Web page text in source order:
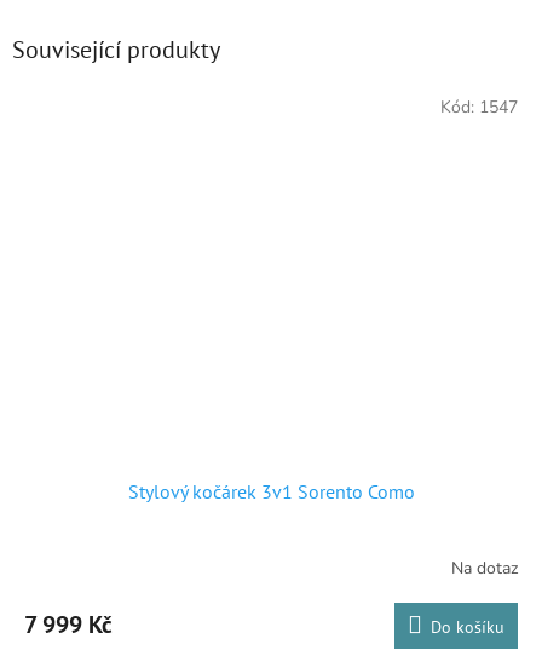
Související produkty
Stylový kočárek 3v1 Sorento Como
Na dotaz
7 999 Kč Do košíku
Kód: 1547